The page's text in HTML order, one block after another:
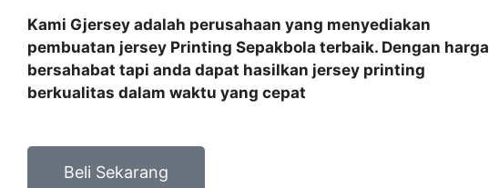
Kami Gjersey adalah perusahaan yang menyediakan
pembuatan jersey Printing Sepakbola terbaik. Dengan harga
bersahabat tapi anda dapat hasilkan jersey printing
berkualitas dalam waktu yang cepat
Beli Sekarang